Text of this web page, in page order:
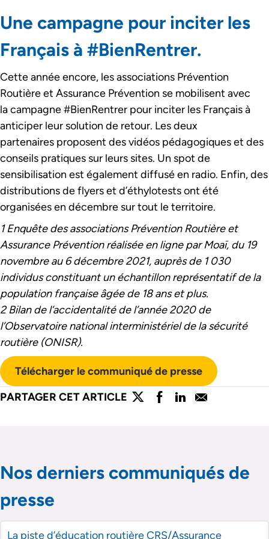
Une campagne pour inciter les
Français à #BienRentrer.
Cette année encore, les associations Prévention
Routière et Assurance Prévention se mobilisent avec
la campagne #BienRentrer pour inciter les Français à
anticiper leur solution de retour. Les deux
partenaires proposent des vidéos pédagogiques et des
conseils pratiques sur leurs sites. Un spot de
sensibilisation est également diffusé en radio. Enfin, des
distributions de flyers et d’éthylotests ont été
organisées en décembre sur tout le territoire.
1 Enquête des associations Prévention Routière et
Assurance Prévention réalisée en ligne par Moaï, du 19
novembre au 6 décembre 2021, auprès de 1 030
individus constituant un échantillon représentatif de la
population française âgée de 18 ans et plus.
2 Bilan de l’accidentalité de l’année 2020 de
l’Observatoire national interministériel de la sécurité
routière (ONISR).
Télécharger le communiqué de presse
PARTAGER CET ARTICLE
Partager l'article sur twitter
lien externe
Partager l'article sur facebook
lien externe
Partager l'article sur
lien externe
Partager l'article
lien externe
Nos derniers communiqués de
presse
La piste d’éducation routière CRS/Assurance